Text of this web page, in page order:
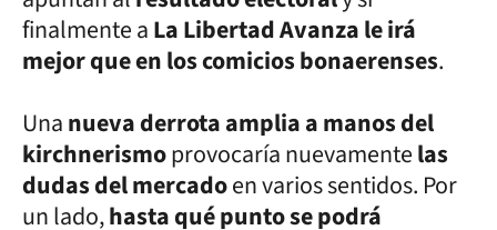
finalmente aLa Libertad Avanza le irá
mejor que en los comicios bonaerenses.
Unanueva derrota amplia a manos del
kirchnerismoprovocaría nuevamentelas
dudas del mercadoen varios sentidos. Por
un lado,hasta qué punto se podrá